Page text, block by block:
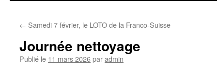
← Samedi 7 février, le LOTO de la Franco-Suisse
Journée nettoyage
Publié le 11 mars 2026paradmin